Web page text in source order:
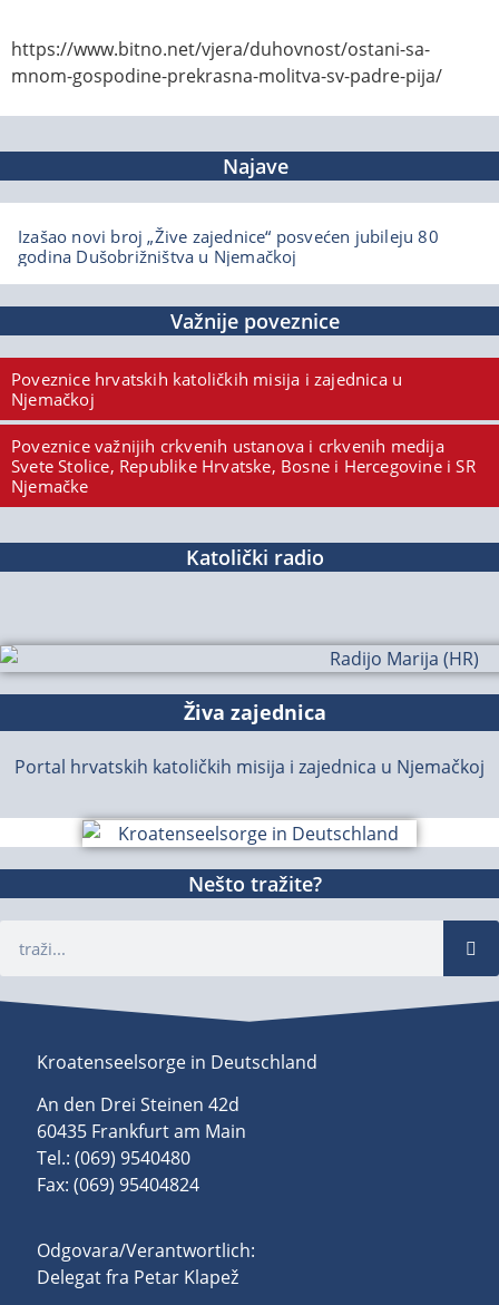
https://www.bitno.net/vjera/duhovnost/ostani-sa-
mnom-gospodine-prekrasna-molitva-sv-padre-pija/
Najave
Izašao novi broj „Žive zajednice“ posvećen jubileju 80
godina Dušobrižništva u Njemačkoj
Važnije poveznice
Poveznice hrvatskih katoličkih misija i zajednica u
Njemačkoj
Poveznice važnijih crkvenih ustanova i crkvenih medija
Svete Stolice, Republike Hrvatske, Bosne i Hercegovine i SR
Njemačke
Katolički radio
Živa zajednica
Portal hrvatskih katoličkih misija i zajednica u Njemačkoj
Nešto tražite?
Kroatenseelsorge in Deutschland
An den Drei Steinen 42d
60435 Frankfurt am Main
Tel.: (069) 9540480
Fax: (069) 95404824
Odgovara/Verantwortlich:
Delegat fra Petar Klapež